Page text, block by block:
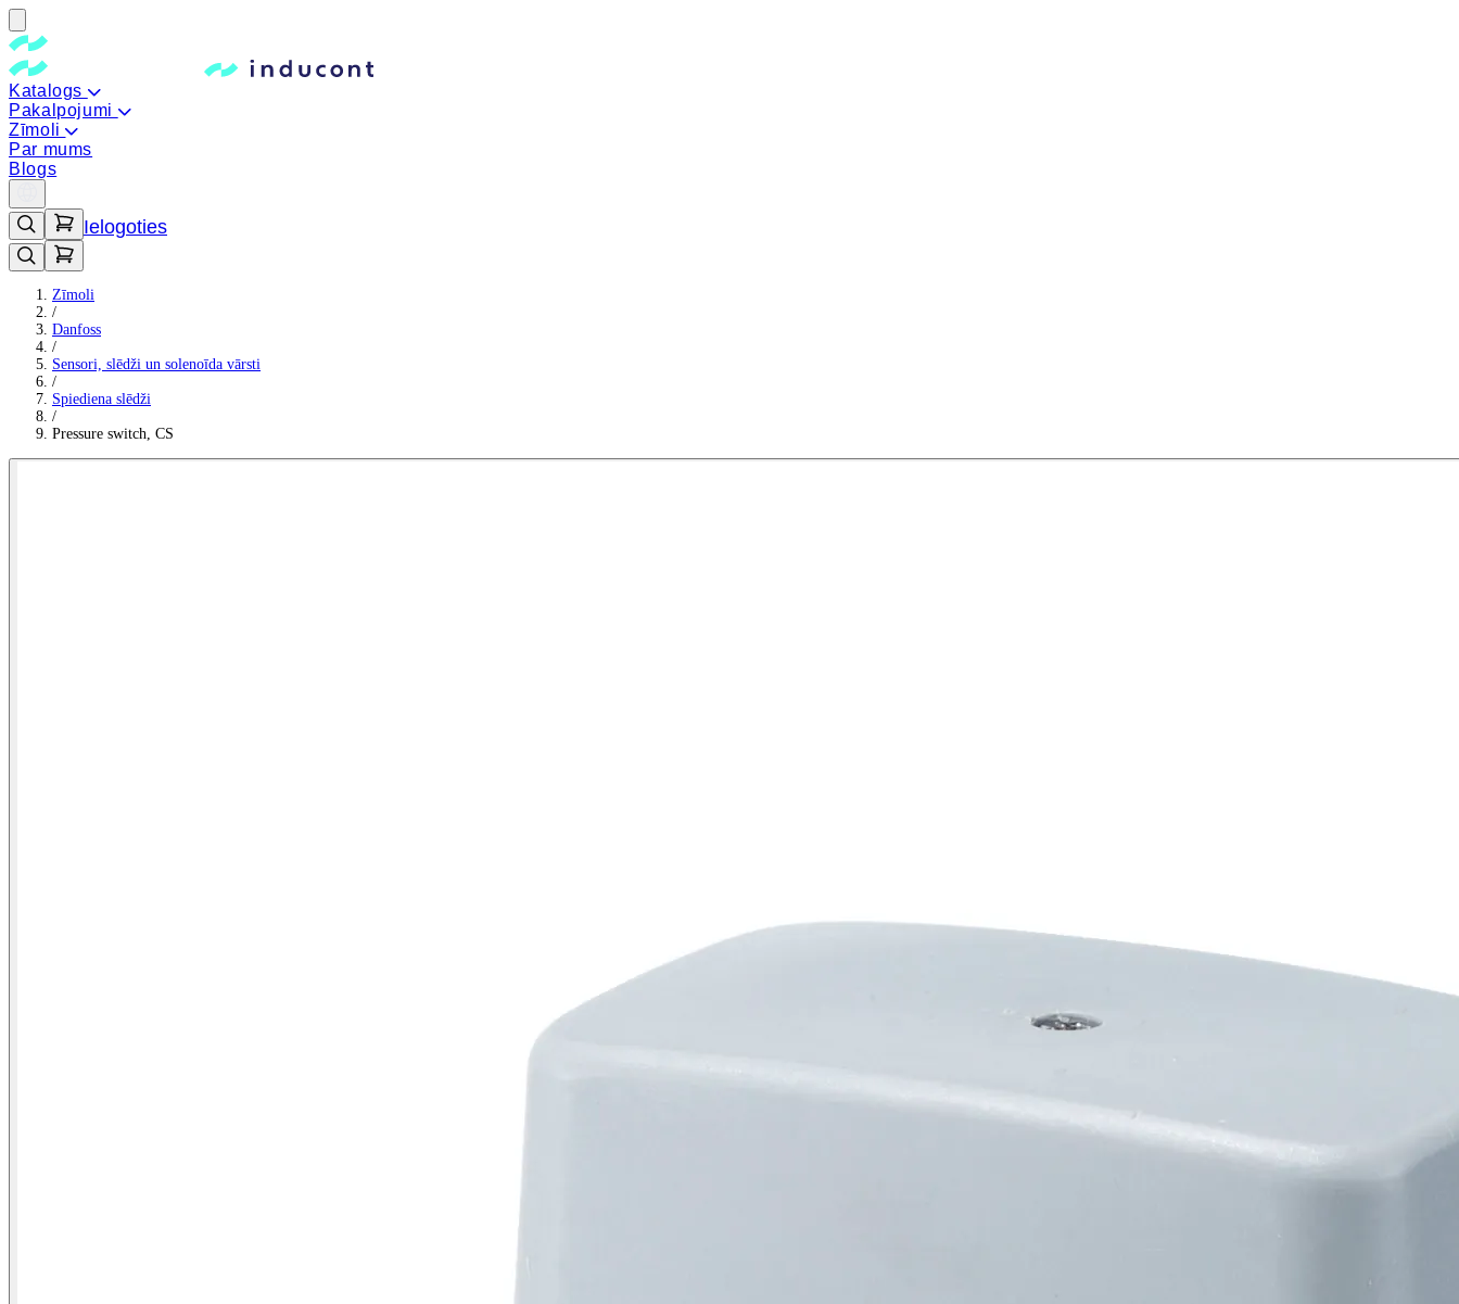
Katalogs
Pakalpojumi
Zīmoli
Par mums
Blogs
Ielogoties
Zīmoli
/
Danfoss
/
Sensori, slēdži un solenoīda vārsti
/
Spiediena slēdži
/
Pressure switch, CS